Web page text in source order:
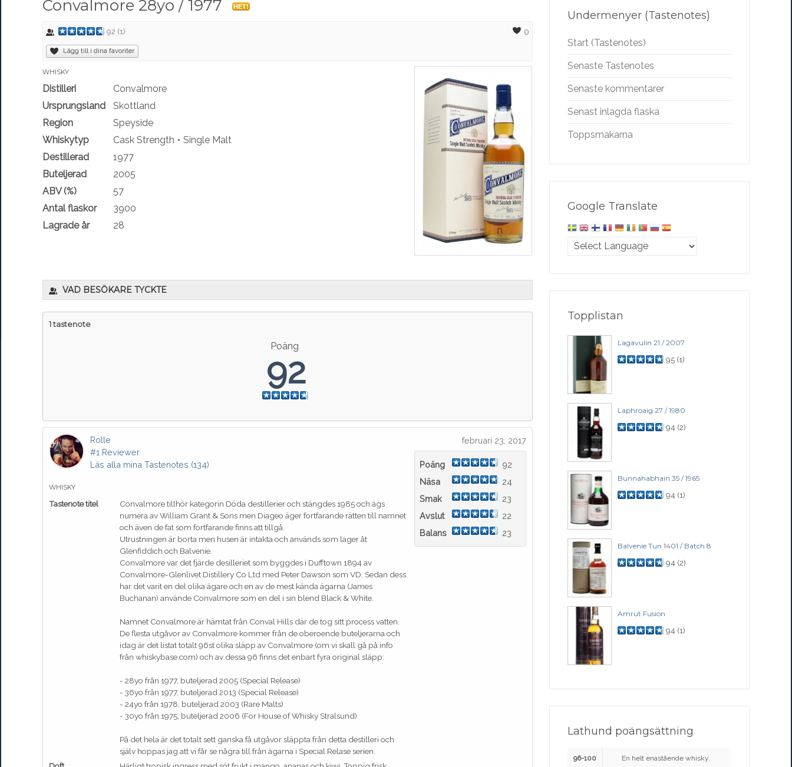
Convalmore 28yo / 1977 HET!
92 (1) 0
Lägg till i dina favoriter
WHISKY
Distilleri
Convalmore
Ursprungsland
Skottland
Region
Speyside
Whiskytyp
Cask Strength
Single Malt
Destillerad
1977
Buteljerad
2005
ABV (%)
57
Antal flaskor
3900
Lagrade år
28
VAD BESÖKARE TYCKTE
1 tastenote
Poäng
92
februari 23, 2017
Rolle
#1 Reviewer
Läs alla mina Tastenotes (134)
Poäng
92
Näsa
24
Smak
23
Avslut
22
Balans
23
WHISKY
Tastenote titel
Convalmore tillhör kategorin Döda destillerier och stängdes 1985 och ägs
numera av William Grant & Sons men Diageo äger fortfarande rätten till namnet
och även de fat som fortfarande finns att tillgå.
Utrustningen är borta men husen är intakta och används som lager åt
Glenfiddich och Balvenie.
Convalmore var det fjärde desilleriet som byggdes i Dufftown 1894 av
Convalmore-Glenlivet Distillery Co Ltd med Peter Dawson som VD. Sedan dess
har det varit en del olika ägare och en av de mest kända ägarna (James
Buchanan) använde Convalmore som en del i sin blend Black & White.
Namnet Convalmore är hämtat från Conval Hills där de tog sitt process vatten.
De flesta utgåvor av Convalmore kommer från de oberoende buteljerarna och
idag är det listat totalt 96st olika släpp av Convalmore (om vi skall gå på info
från whiskybase.com) och av dessa 96 finns det enbart fyra original släpp:
- 28yo från 1977, buteljerad 2005 (Special Release)
- 36yo från 1977, buteljerad 2013 (Special Release)
- 24yo från 1978, buteljerad 2003 (Rare Malts)
- 30yo från 1975, buteljerad 2006 (For House of Whisky Stralsund)
På det hela är det totalt sett ganska få utgåvor släppta från detta destilleri och
själv hoppas jag att vi får se några till från ägarna i Special Relase serien.
Undermenyer (Tastenotes)
Start (Tastenotes)
Senaste Tastenotes
Senaste kommentarer
Senast inlagda flaska
Toppsmakarna
Google Translate
Topplistan
Lagavulin 21 / 2007
95 (1)
Laphroaig 27 / 1980
94 (2)
Bunnahabhain 35 / 1965
94 (1)
Balvenie Tun 1401 / Batch 8
94 (2)
Amrut Fusion
94 (1)
Lathund poängsättning
96-100 En helt enastående whisky.